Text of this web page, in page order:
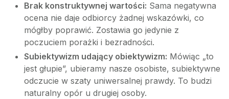
Brak konstruktywnej wartości: Sama negatywna
ocena nie daje odbiorcy żadnej wskazówki, co
mógłby poprawić. Zostawia go jedynie z
poczuciem porażki i bezradności.
Subiektywizm udający obiektywizm: Mówiąc „to
jest głupie”, ubieramy nasze osobiste, subiektywne
odczucie w szaty uniwersalnej prawdy. To budzi
naturalny opór u drugiej osoby.